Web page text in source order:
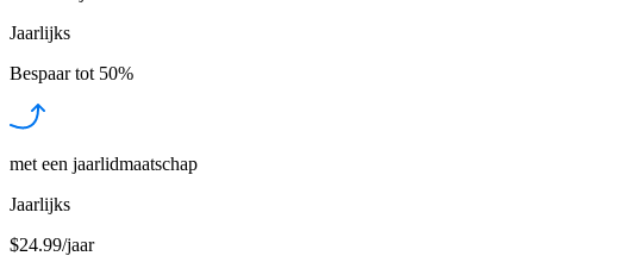
Jaarlijks
Bespaar tot 50%
met een jaarlidmaatschap
Jaarlijks
$24.99/jaar